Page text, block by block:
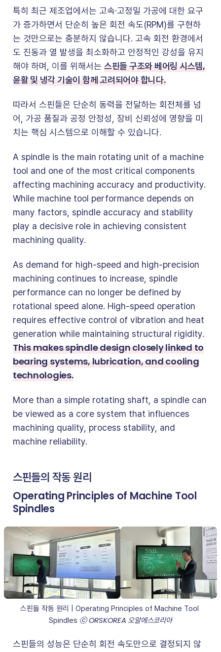
특히 최근 제조업에서는 고속·고정밀 가공에 대한 요구
가 증가하면서 단순히 높은 회전 속도(RPM)를 구현하
는 것만으로는 충분하지 않습니다. 고속 회전 환경에서
도 진동과 열 발생을 최소화하고 안정적인 강성을 유지
해야 하며, 이를 위해서는 스핀들 구조와 베어링 시스템,
윤활 및 냉각 기술이 함께 고려되어야 합니다.
따라서 스핀들은 단순히 동력을 전달하는 회전체를 넘
어, 가공 품질과 공정 안정성, 장비 신뢰성에 영향을 미
치는 핵심 시스템으로 이해할 수 있습니다.
A spindle is the main rotating unit of a machine
tool and one of the most critical components
affecting machining accuracy and productivity.
While machine tool performance depends on
many factors, spindle accuracy and stability
play a decisive role in achieving consistent
machining quality.
As demand for high-speed and high-precision
machining continues to increase, spindle
performance can no longer be defined by
rotational speed alone. High-speed operation
requires effective control of vibration and heat
generation while maintaining structural rigidity.
This makes spindle design closely linked to
bearing systems, lubrication, and cooling
technologies.
More than a simple rotating shaft, a spindle can
be viewed as a core system that influences
machining quality, process stability, and
machine reliability.
스핀들의 작동 원리
Operating Principles of Machine Tool
Spindles
스핀들 작동 원리 | Operating Principles of Machine Tool
Spindles ⓒ ORSKOREA 오알에스코리아
스핀들의 성능은 단순히 회전 속도만으로 결정되지 않